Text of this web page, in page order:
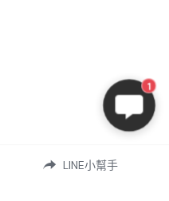
LINE小幫手
1